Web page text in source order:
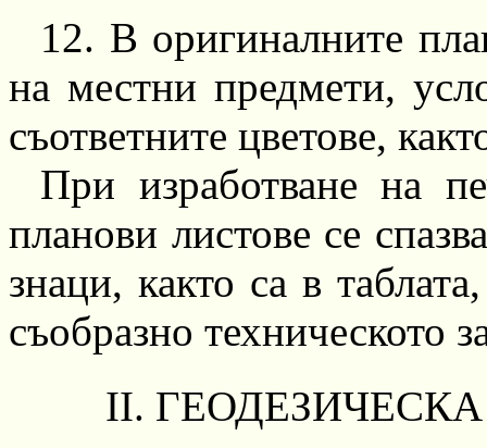
12. В оригиналните
на местни предмети,
съответните цветове,
При изработване на
планови листове се
знаци, както са в
съобразно техническото
II.